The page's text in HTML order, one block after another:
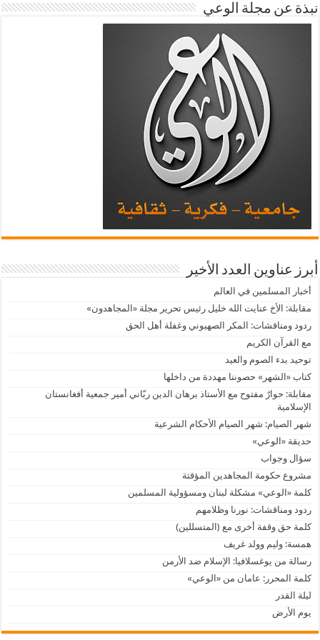
نبذة عن مجلة الوعي
أبرز عناوين العدد الأخير
أخبار المسلمين في العالم
مقابلة: الأخ عنايت الله خليل رئيس تحرير مجلة «المجاهدون»
ردود ومناقشات: المكر الصهيوني وغفلة أهل الحق
مع القرآن الكريم
توحيد بدء الصوم والعيد
كتاب «الشهر» حصوننا مهددة من داخلها
مقابلة: حوارٌ مفتوح مع الأستاذ برهان الدين ربّاني أمير جمعية أفغانستان
الإسلامية
شهر الصيام: شهر الصيام الأحكام الشرعية
حديقة «الوعي»
سؤال وجواب
مشروع حكومة المجاهدين المؤقتة
كلمة «الوعي» مشكلة لبنان ومسؤولية المسلمين
ردود ومناقشات: نورنا وظلامهم
كلمة حق وقفة أخرى مع (المتسللين)
همسة: وليم وولد غريف
رسالة من يوغسلافيا: الإسلام ضد الأرمن
كلمة المحرر: عامان من «الوعي»
ليلة القدر
يوم الأرض